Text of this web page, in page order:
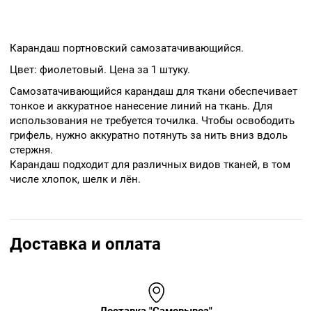
Карандаш портновский самозатачивающийся.
Цвет: фиолетовый. Цена за 1 штуку.
Самозатачивающийся карандаш для ткани обеспечивает
тонкое и аккуратное нанесение линий на ткань. Для
использования не требуется точилка. Чтобы освободить
грифель, нужно аккуратно потянуть за нить вниз вдоль
стержня.
Карандаш подходит для различных видов тканей, в том
числе хлопок, шелк и лён.
Доставка и оплата